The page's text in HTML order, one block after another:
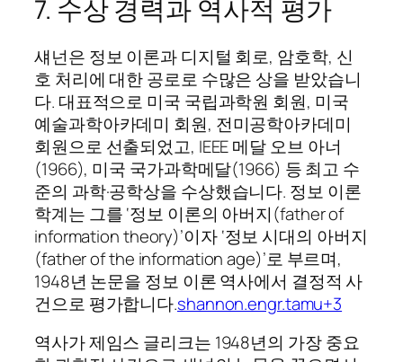
7. 수상 경력과 역사적 평가
섀넌은 정보 이론과 디지털 회로, 암호학, 신
호 처리에 대한 공로로 수많은 상을 받았습니
다. 대표적으로 미국 국립과학원 회원, 미국
예술과학아카데미 회원, 전미공학아카데미
회원으로 선출되었고, IEEE 메달 오브 아너
(1966), 미국 국가과학메달(1966) 등 최고 수
준의 과학·공학상을 수상했습니다. 정보 이론
학계는 그를 ‘정보 이론의 아버지(father of
information theory)’이자 ‘정보 시대의 아버지
(father of the information age)’로 부르며,
1948년 논문을 정보 이론 역사에서 결정적 사
건으로 평가합니다.shannon.engr.tamu+3
역사가 제임스 글리크는 1948년의 가장 중요